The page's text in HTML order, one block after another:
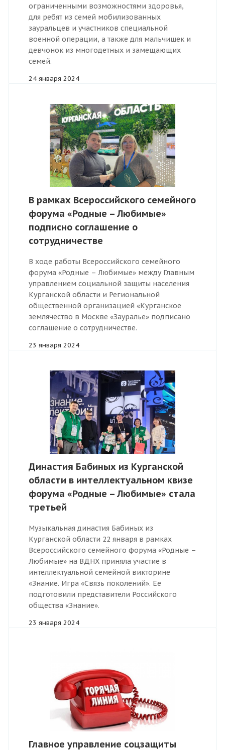
ограниченными возможностями здоровья,
для ребят из семей мобилизованных
зауральцев и участников специальной
военной операции, а также для мальчишек и
девчонок из многодетных и замещающих
семей.
24 января 2024
В рамках Всероссийского семейного
форума «Родные – Любимые»
подписно соглашение о
сотрудничестве
В ходе работы Всероссийского семейного
форума «Родные – Любимые» между Главным
управлением социальной защиты населения
Курганской области и Региональной
общественной организацией «Курганское
землячество в Москве «Зауралье» подписано
соглашение о сотрудничестве.
23 января 2024
Династия Бабиных из Курганской
области в интеллектуальном квизе
форума «Родные – Любимые» стала
третьей
Музыкальная династия Бабиных из
Курганской области 22 января в рамках
Всероссийского семейного форума «Родные –
Любимые» на ВДНХ приняла участие в
интеллектуальной семейной викторине
«Знание. Игра «Связь поколений». Ее
подготовили представители Российского
общества «Знание».
23 января 2024
Главное управление соцзащиты